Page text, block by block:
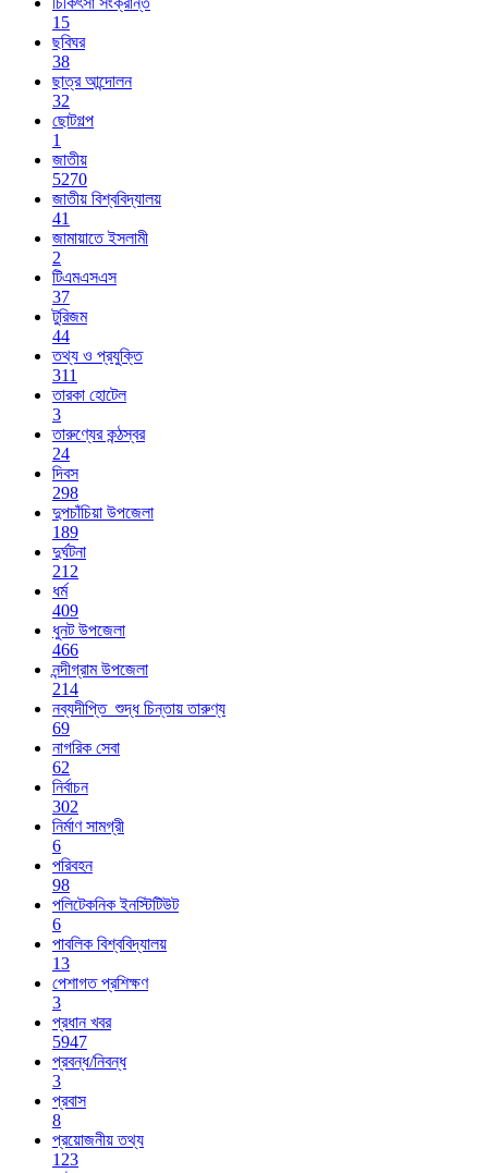
15
ছবিঘর
38
ছাত্র আন্দোলন
32
ছোটগল্প
1
জাতীয়
5270
জাতীয় বিশ্ববিদ্যালয়
41
জামায়াতে ইসলামী
2
টিএমএসএস
37
টুরিজম
44
তথ্য ও প্রযুক্তি
311
তারকা হোটেল
3
তারুণ্যের কন্ঠস্বর
24
দিবস
298
দুপচাঁচিয়া উপজেলা
189
দুর্ঘটনা
212
ধর্ম
409
ধুনট উপজেলা
466
নন্দীগ্রাম উপজেলা
214
নব্যদীপ্তি_শুদ্ধ চিন্তায় তারুণ্য
69
নাগরিক সেবা
62
নির্বাচন
302
নির্মাণ সামগ্রী
6
পরিবহন
98
পলিটেকনিক ইনস্টিটিউট
6
পাবলিক বিশ্ববিদ্যালয়
13
পেশাগত প্রশিক্ষণ
3
প্রধান খবর
5947
প্রবন্ধ/নিবন্ধ
3
প্রবাস
8
প্রয়োজনীয় তথ্য
123